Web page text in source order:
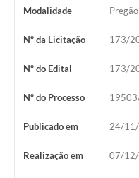
Gabinetes e Secretarias
Modalidade
Nº da Licitação 173/
Nº do Edital 173/
Nº do Processo
Publicado em 24/
Realização em 07/12/